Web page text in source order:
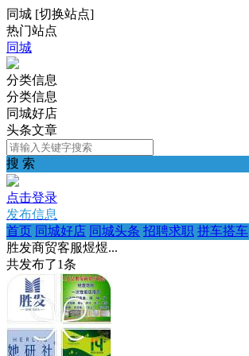
同城 [切换站点]
热门站点
同城
分类信息
分类信息
同城好店
头条文章
搜 索
点击登录
发布信息
首页 同城好店 同城头条 招聘求职 拼车搭车
胜发商贸客服煜煜...
共发布了1条